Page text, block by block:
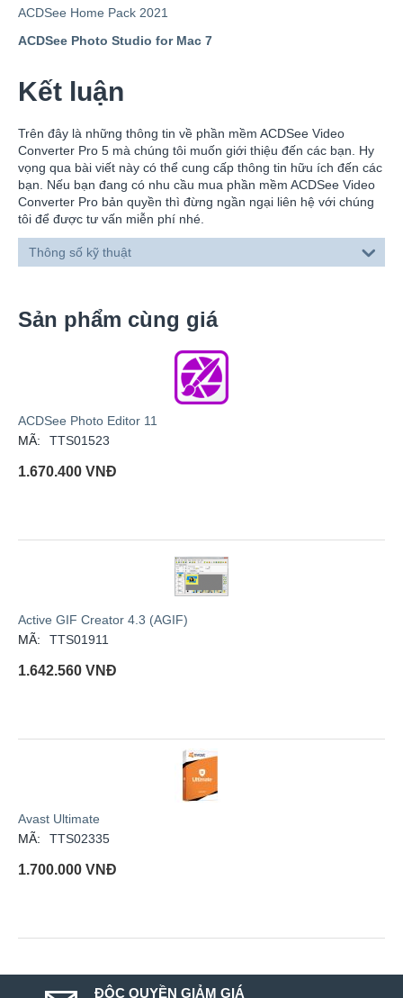
ACDSee Home Pack 2021
ACDSee Photo Studio for Mac 7
Kết luận
Trên đây là những thông tin về phần mềm ACDSee Video
Converter Pro 5 mà chúng tôi muốn giới thiệu đến các bạn. Hy
vọng qua bài viết này có thể cung cấp thông tin hữu ích đến các
bạn. Nếu bạn đang có nhu cầu mua phần mềm ACDSee Video
Converter Pro bản quyền thì đừng ngần ngại liên hệ với chúng
tôi để được tư vấn miễn phí nhé.
Thông số kỹ thuật
Sản phẩm cùng giá
ACDSee Photo Editor 11
MÃ:
TTS01523
1.670.400 VNĐ
Active GIF Creator 4.3 (AGIF)
MÃ:
TTS01911
1.642.560 VNĐ
Avast Ultimate
MÃ:
TTS02335
1.700.000 VNĐ
ĐỘC QUYỀN GIẢM GIÁ